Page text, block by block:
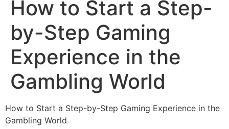
How to Start a Step-
by-Step Gaming
Experience in the
Gambling World
How to Start a Step-by-Step Gaming Experience in the
Gambling World